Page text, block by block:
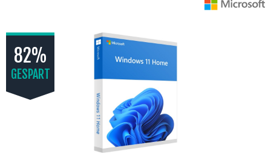
82%
GESPART